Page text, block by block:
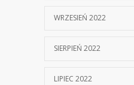
WRZESIEŃ 2022
SIERPIEŃ 2022
LIPIEC 2022